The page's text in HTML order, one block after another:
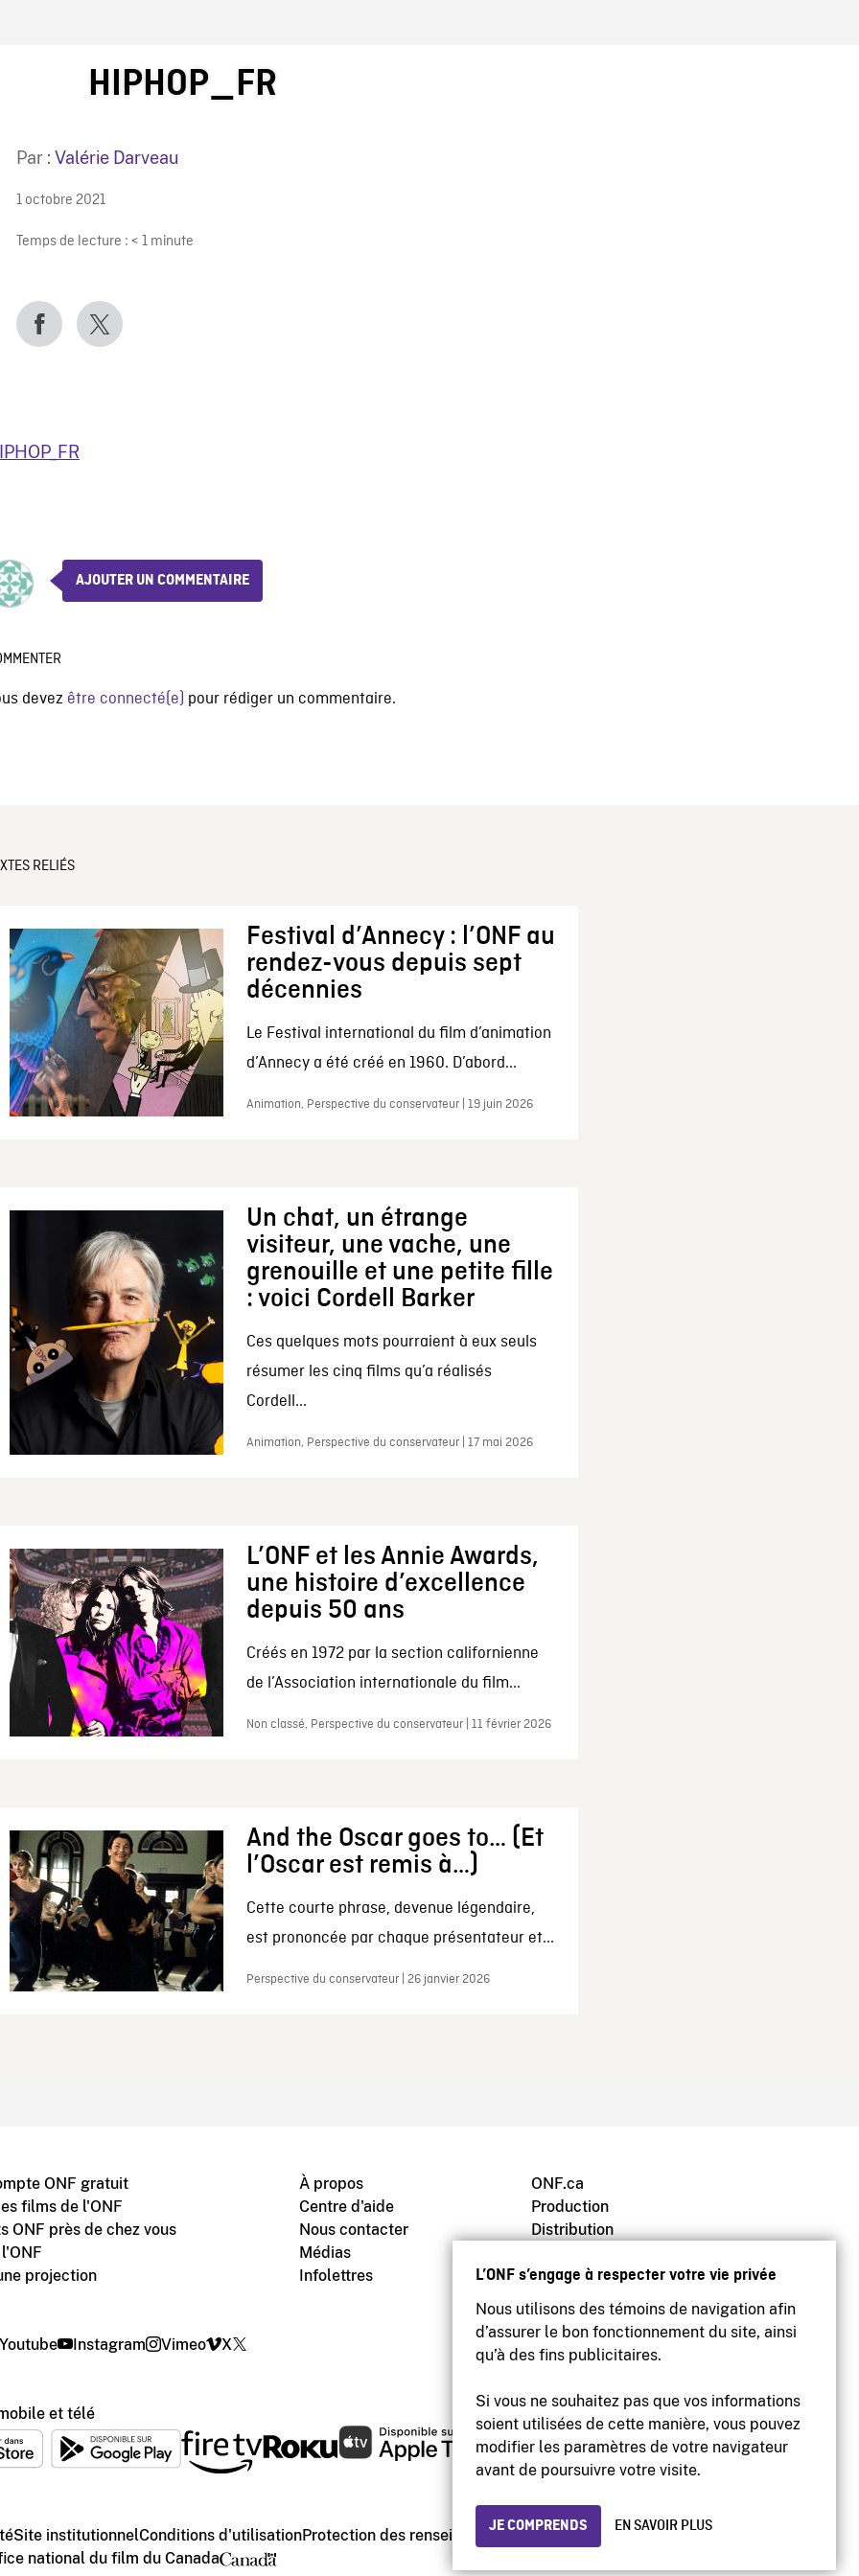
L’ONF s’engage à respecter votre vie privée
Nous utilisons des témoins de navigation afin
d’assurer le bon fonctionnement du site, ainsi
qu’à des fins publicitaires.
Si vous ne souhaitez pas que vos informations
soient utilisées de cette manière, vous pouvez
modifier les paramètres de votre navigateur
avant de poursuivre votre visite.
JE COMPRENDS EN SAVOIR PLUS
ONF
HIPHOP_FR
Par : Valérie Darveau
1 octobre 2021
Temps de lecture : < 1 minute
AJOUTER UN COMMENTAIRE
devez être connecté(e) pour rédiger un commentaire.
RELIÉS
Festival d’Annecy : l’ONF au
rendez-vous depuis sept
décennies
Le Festival international du film d’animation
d’Annecy a été créé en 1960. D’abord...
Animation, Perspective du conservateur | 19 juin 2026
Un chat, un étrange
visiteur, une vache, une
grenouille et une petite fille
: voici Cordell Barker
Ces quelques mots pourraient à eux seuls
résumer les cinq films qu’a réalisés
Cordell...
Animation, Perspective du conservateur | 17 mai 2026
L’ONF et les Annie Awards,
une histoire d’excellence
depuis 50 ans
Créés en 1972 par la section californienne
de l’Association internationale du film...
Non classé, Perspective du conservateur | 11 février 2026
And the Oscar goes to… (Et
l’Oscar est remis à…)
Cette courte phrase, devenue légendaire,
est prononcée par chaque présentateur et...
Perspective du conservateur | 26 janvier 2026
ONF gratuit
films de l'ONF
ONF près de chez vous
projection
À propos
Centre d'aide
Nous contacter
Médias
Infolettres
ONF.ca
Production
Distribution
Archives
Youtube Instagram Vimeo X
et télé
Site institutionnelConditions d'utilisationProtection des renseignements personnels
national du film du Canada